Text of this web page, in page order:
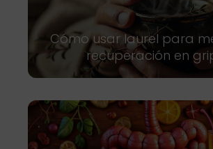
Cómo usar laurel para
recuperación en